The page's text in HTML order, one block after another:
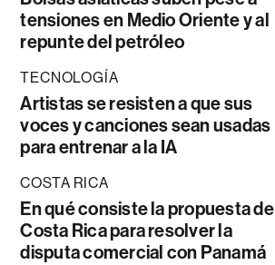
tensiones en Medio Oriente y al
repunte del petróleo
TECNOLOGÍA
Artistas se resisten a que sus
voces y canciones sean usadas
para entrenar a la IA
COSTA RICA
En qué consiste la propuesta de
Costa Rica para resolver la
disputa comercial con Panamá